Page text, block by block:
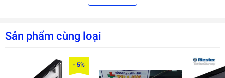
o-clean là thiết bị hỗ trợ
phòng ngừa & điều trị viêm
mũi và đường hô hấp đầu tiên
trên thế giới
Sản phẩm cùng loại
- 5%